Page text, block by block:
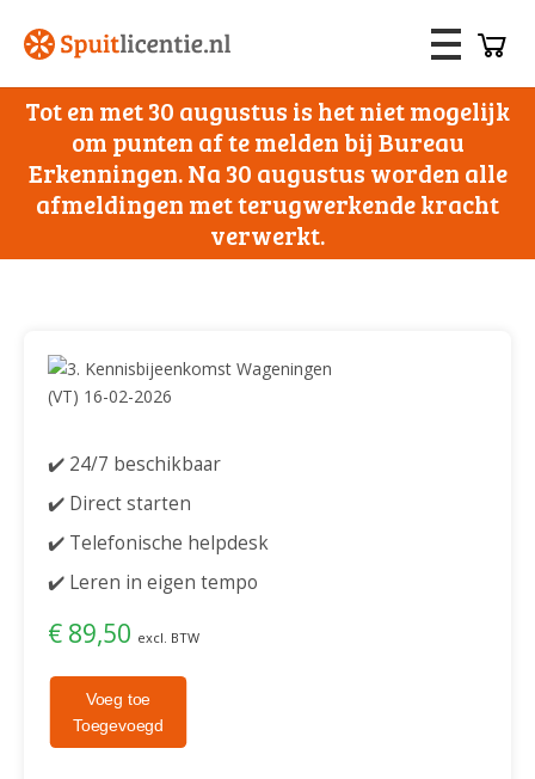
Tot en met 30 augustus is het niet mogelijk
om punten af te melden bij Bureau
Erkenningen. Na 30 augustus worden alle
afmeldingen met terugwerkende kracht
verwerkt.
✔️ 24/7 beschikbaar
✔️ Direct starten
✔️ Telefonische helpdesk
✔️ Leren in eigen tempo
€ 89,50 excl. BTW
Voeg toe
Toegevoegd